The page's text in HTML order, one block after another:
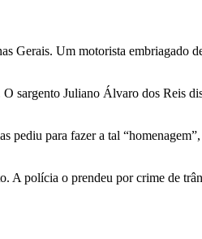
Um motorista embriagado
Juliano Álvaro dos Reis
para fazer a tal
polícia o prendeu por crime de